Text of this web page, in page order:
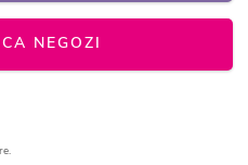
NEGOZI